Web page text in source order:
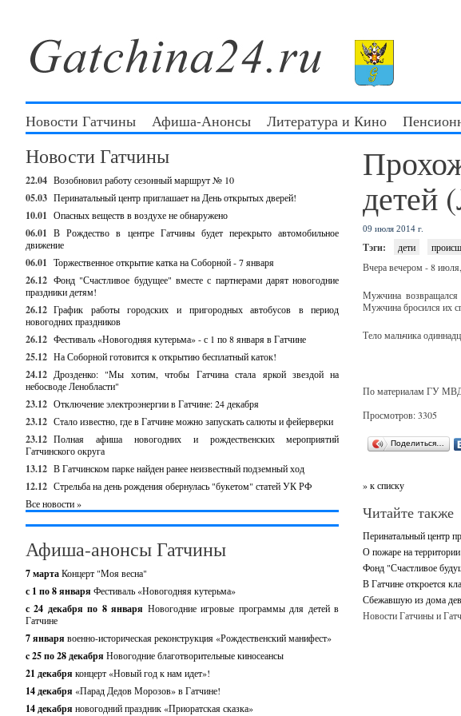
Новости Гатчины Афиша-Анонсы Литература и Кино
Новости Гатчины
22.04 Возобновил работу сезонный маршрут № 10
05.03 Перинатальный центр приглашает на День открытых дверей!
10.01 Опасных веществ в воздухе не обнаружено
06.01 В Рождество в центре Гатчины будет перекрыто автомобильное
движение
06.01 Торжественное открытие катка на Соборной - 7 января
26.12 Фонд "Счастливое будущее" вместе с партнерами дарят новогодние
праздники детям!
26.12 График работы городских и пригородных автобусов в период
новогодних праздников
26.12 Фестиваль «Новогодняя кутерьма» - с 1 по 8 января в Гатчине
25.12 На Соборной готовится к открытию бесплатный каток!
24.12 Дрозденко: "Мы хотим, чтобы Гатчина стала яркой звездой на
небосводе Ленобласти"
23.12 Отключение электроэнергии в Гатчине: 24 декабря
23.12 Стало известно, где в Гатчине можно запускать салюты и фейерверки
23.12 Полная афиша новогодних и рождественских мероприятий
Гатчинского округа
13.12 В Гатчинском парке найден ранее неизвестный подземный ход
12.12 Стрельба на день рождения обернулась "букетом" статей УК РФ
Все новости »
Афиша-анонсы Гатчины
7 мартаКонцерт "Моя весна"
с 1 по 8 января Фестиваль «Новогодняя кутерьма»
с 24 декабря по 8 января Новогодние игровые программы для детей в
Гатчине
7 января военно-историческая реконструкция «Рождественский манифест»
c 25 по 28 декабря Новогодние благотворительные киносеансы
21 декабря концерт «Новый год к нам идет»!
14 декабря «Парад Дедов Морозов» в Гатчине!
14 декабря новогодний праздник «Приоратская сказка»
детей
09 июля 2014 г.
Тэги: дети
Вчера вечером - 8
Мужчина
Мужчина бросился их
Тело мальчика
По материалам ГУ МВД
Просмотров: 3305
Поделиться…
» к списку
Читайте также
Перинатальный центр
О пожаре на
Фонд "Счастливое
В Гатчине откроется
Сбежавшую из дома
Новости Гатчины и